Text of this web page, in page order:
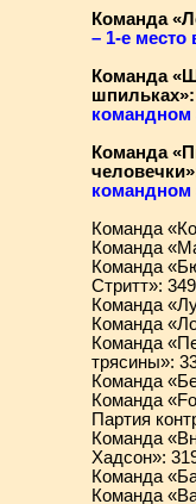
Команда
– 1-е место
Команда
шпильках»:
командном
Команда
командном
Команда
Команда
Команда
Стритт»: 349
Команда
Команда
Команда
трясины»:
Команда
Команда
Партия
Команда
Хадсон»:
Команда
Команда